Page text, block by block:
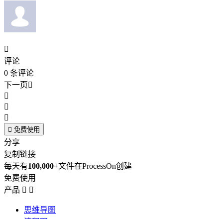

评论
0 条评论
下一页



 免费使用
分享
复制链接
每天有100,000+文件在ProcessOn创建
免费使用
产品  
思维导图